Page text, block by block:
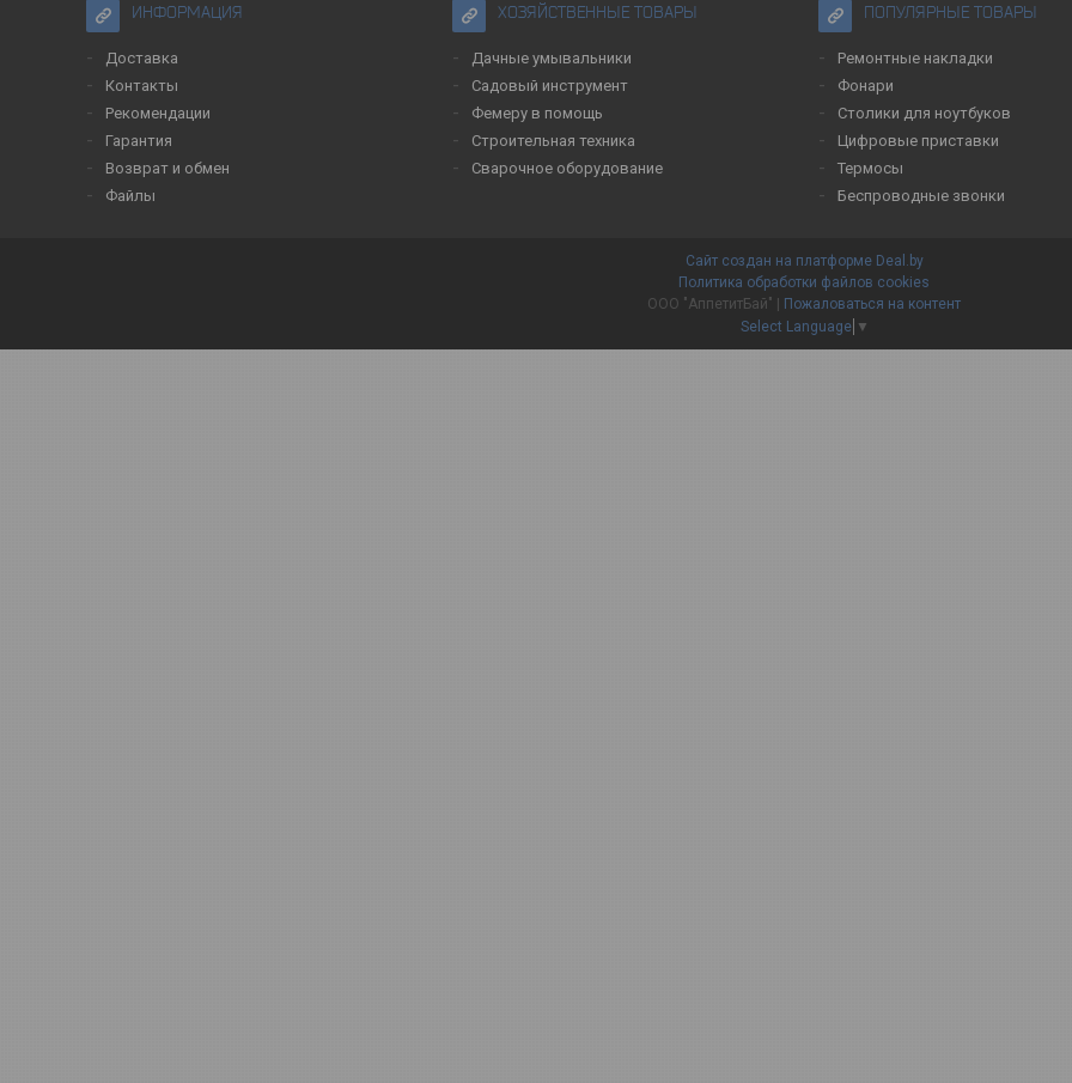
ИНФОРМАЦИЯ
Доставка
Контакты
Рекомендации
Гарантия
Возврат и обмен
Файлы
ХОЗЯЙСТВЕННЫЕ ТОВАРЫ
Дачные умывальники
Садовый инструмент
Фемеру в помощь
Строительная техника
Сварочное оборудование
ПОПУЛЯРНЫЕ ТОВАРЫ
Ремонтные накладки
Фонари
Столики для ноутбуков
Цифровые приставки
Термосы
Беспроводные звонки
Сайт создан на платформе Deal.by
Политика обработки файлов cookies
ООО "АппетитБай" | Пожаловаться на контент
Select Language ▼